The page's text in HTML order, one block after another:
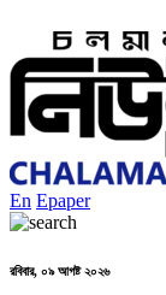
En Epaper
রবিবার, ০৯ আগষ্ট ২০২৬